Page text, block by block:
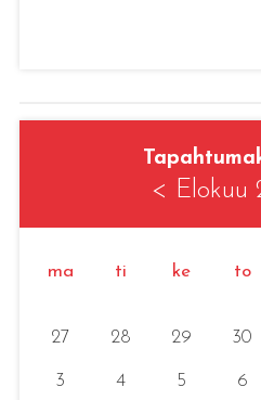
< Elokuu
ma ti ke to
27 28 29 30
3 4 5 6